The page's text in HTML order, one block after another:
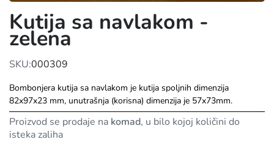
Kutija sa navlakom -
zelena
SKU:000309
Bombonjera kutija sa navlakom je kutija spoljnih dimenzija
82x97x23 mm, unutrašnja (korisna) dimenzija je 57x73mm.
Proizvod se prodaje na komad, u bilo kojoj količini do
isteka zaliha